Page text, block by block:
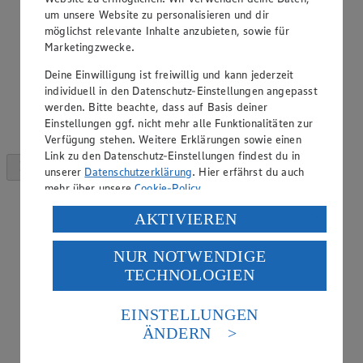
um unsere Website zu personalisieren und dir
möglichst relevante Inhalte anzubieten, sowie für
Marketingzwecke.
Deine Einwilligung ist freiwillig und kann jederzeit
individuell in den Datenschutz-Einstellungen angepasst
werden. Bitte beachte, dass auf Basis deiner
Einstellungen ggf. nicht mehr alle Funktionalitäten zur
Verfügung stehen. Weitere Erklärungen sowie einen
Link zu den Datenschutz-Einstellungen findest du in
unserer Datenschutzerklärung. Hier erfährst du auch
mehr über unsereCookie-Policy.
Verarbeitung deiner personenbezogenen Daten in den
USA durch Facebook und YouTube:
Wenn du auf „Aktivieren“ klickst, willigst du im Sinne
des Art. 49 Abs. 1 Satz 1 lit. a) DSGVO ein, dass deine
Daten in den USA verarbeitet werden. Der EuGH sieht
die USA als Land mit einem nach europäischen
Standards nicht angemessenen Datenschutzniveau an.
Es besteht das Risiko eines Zugriffs durch US-
AKTIVIEREN
NUR NOTWENDIGE
TECHNOLOGIEN
EINSTELLUNGEN
ÄNDERN